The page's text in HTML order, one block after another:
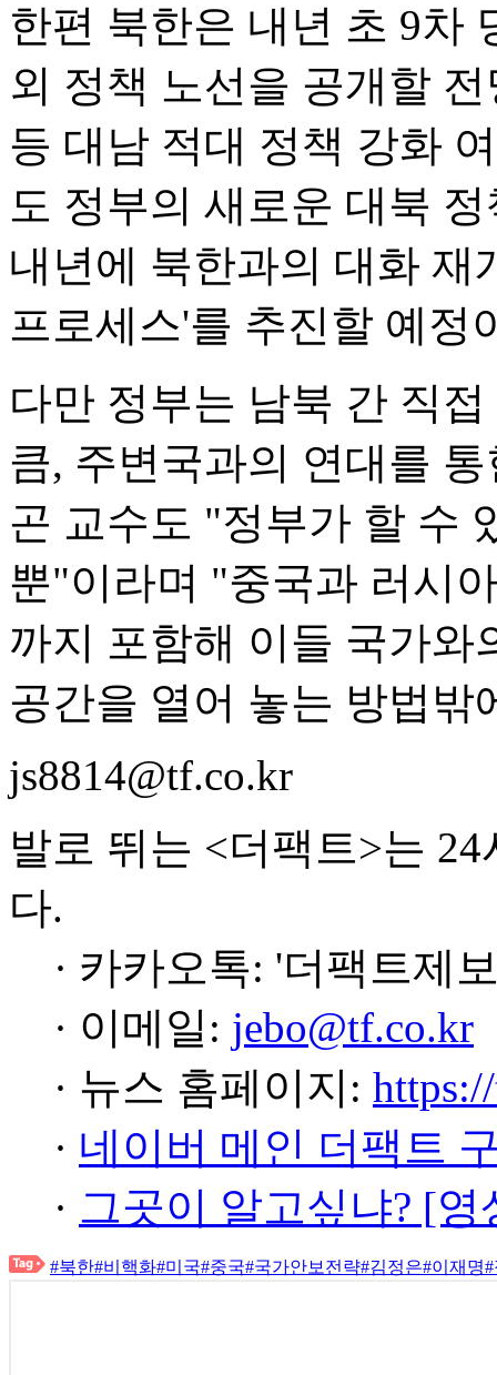
한편 북한은 내년 초 9차
외 정책 노선을 공개할
등 대남 적대 정책 강화
도 정부의 새로운 대북
내년에 북한과의 대화 재
프로세스'를 추진할 예정
다만 정부는 남북 간 직
큼, 주변국과의 연대를
곤 교수도 "정부가 할 수
뿐"이라며 "중국과 러시
까지 포함해 이들 국가와
공간을 열어 놓는 방법밖
js8814@tf.co.kr
발로 뛰는 <더팩트>는
다.
· 카카오톡: '더팩트제
· 이메일: jebo@tf.co.kr
· 뉴스 홈페이지:
· 네이버 메인 더팩트
· 그곳이 알고싶냐? [
#북한#비핵화#미국#중국#국가안보전략#김정은#이재명